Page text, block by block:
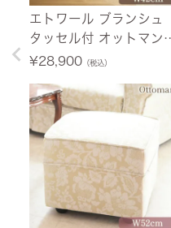
エトワール ブランシュ
タッセル付 オットマン
スツール ドマーニ シャ
【送料無料】
¥28,900（税込）